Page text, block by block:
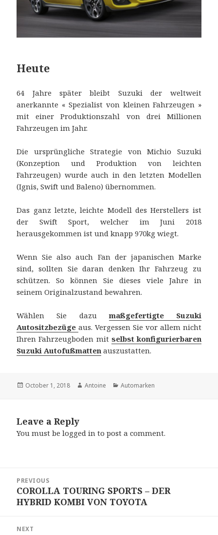
Heute
64 Jahre später bleibt Suzuki der weltweit
anerkannte « Spezialist von kleinen Fahrzeugen »
mit einer Produktionszahl von drei Millionen
Fahrzeugen im Jahr.
Die ursprüngliche Strategie von Michio Suzuki
(Konzeption und Produktion von leichten
Fahrzeugen) wurde auch in den letzten Modellen
(Ignis, Swift und Baleno) übernommen.
Das ganz letzte, leichte Modell des Herstellers ist
der Swift Sport, welcher im Juni 2018
herausgekommen ist und knapp 970kg wiegt.
Wenn Sie also auch Fan der japanischen Marke
sind, sollten Sie daran denken Ihr Fahrzeug zu
schützen. So können Sie dieses viele Jahre in
seinem Originalzustand bewahren.
Wählen Sie dazumaßgefertigte Suzuki
Autositzbezügeaus. Vergessen Sie vor allem nicht
Ihren Fahrzeugboden mit selbst konfigurierbaren
Suzuki Autofußmatten auszustatten.
Posted
October 1, 2018 Author
Antoine Categories
Automarken
Leave a Reply
You must belogged in to post a comment.
navigation
PREVIOUS
Previous
post:
COROLLA TOURING SPORTS – DER
HYBRID KOMBI VON TOYOTA
NEXT